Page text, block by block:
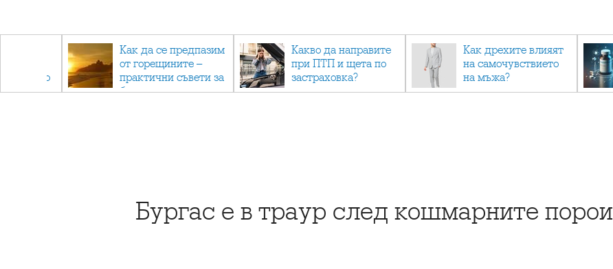
отново
Как да се предпазим
от горещините –
практични съвети за
безопасно лято
Какво да направите
при ПТП и щета по
застраховка?
Как дрехите влияят
на самочувствието
на мъжа?
Бургас е в траур след кошмарните порои